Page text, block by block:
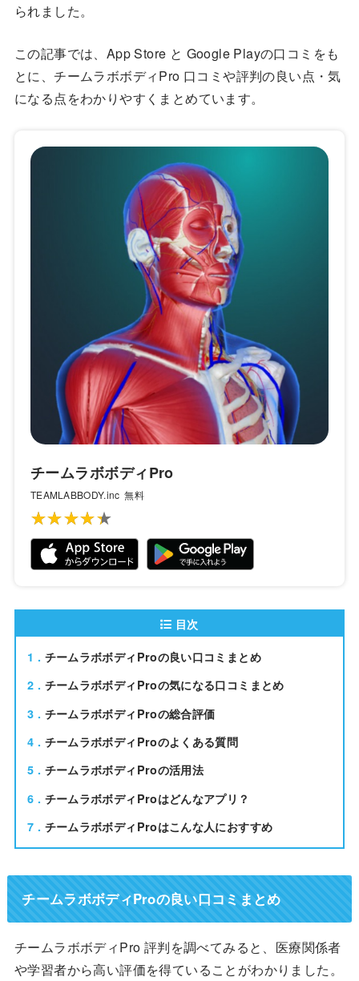
られました。
この記事では、App Store と Google Playの口コミをも
とに、チームラボボディPro 口コミや評判の良い点・気
になる点をわかりやすくまとめています。
チームラボボディPro
TEAMLABBODY.inc 無料
★★★★★
★★★★★
目次
1
チームラボボディProの良い口コミまとめ
2
チームラボボディProの気になる口コミまとめ
3
チームラボボディProの総合評価
4
チームラボボディProのよくある質問
5
チームラボボディProの活用法
6
チームラボボディProはどんなアプリ？
7
チームラボボディProはこんな人におすすめ
チームラボボディProの良い口コミまとめ
チームラボボディPro 評判を調べてみると、医療関係者
や学習者から高い評価を得ていることがわかりました。